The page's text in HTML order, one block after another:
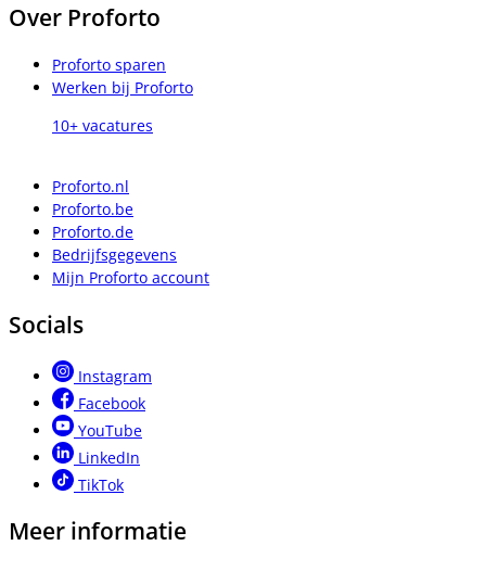
Over Proforto
Proforto sparen
Werken bij Proforto
10+ vacatures
Proforto.nl
Proforto.be
Proforto.de
Bedrijfsgegevens
Mijn Proforto account
Socials
Instagram
Facebook
YouTube
LinkedIn
TikTok
Meer informatie